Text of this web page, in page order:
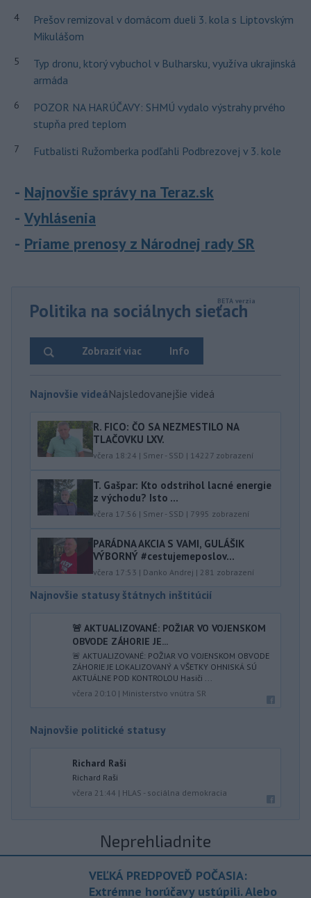
4
Prešov remizoval v domácom dueli 3. kola s Liptovským
Mikulášom
5
Typ dronu, ktorý vybuchol v Bulharsku, využíva ukrajinská
armáda
6
POZOR NA HARÚČAVY: SHMÚ vydalo výstrahy prvého
stupňa pred teplom
7 Futbalisti Ružomberka podľahli Podbrezovej v 3. kole
Najnovšie správy na Teraz.sk
Vyhlásenia
Priame prenosy z Národnej rady SR
Politika na sociálnych sieťach
Info
Zobraziť viac
Najnovšie videáNajsledovanejšie videá
R. FICO: ČO SA NEZMESTILO NA
TLAČOVKU LXV.
včera 18:24 | Smer - SSD | 14227 zobrazení
T. Gašpar: Kto odstrihol lacné energie
z východu? Isto ...
včera 17:56 | Smer - SSD | 7995 zobrazení
PARÁDNA AKCIA S VAMI, GULÁŠIK
VÝBORNÝ #cestujemeposlov...
včera 17:53 | Danko Andrej | 281 zobrazení
Najnovšie statusy štátnych inštitúcií
🚨 AKTUALIZOVANÉ: POŽIAR VO VOJENSKOM
OBVODE ZÁHORIE JE...
🚨 AKTUALIZOVANÉ: POŽIAR VO VOJENSKOM OBVODE
ZÁHORIE JE LOKALIZOVANÝ A VŠETKY OHNISKÁ SÚ
AKTUÁLNE POD KONTROLOU Hasiči ...
včera 20:10 | Ministerstvo vnútra SR
Najnovšie politické statusy
Richard Raši
Richard Raši
včera 21:44 | HLAS - sociálna demokracia
Neprehliadnite
VEĽKÁ PREDPOVEĎ POČASIA:
Extrémne horúčavy ustúpili. Alebo